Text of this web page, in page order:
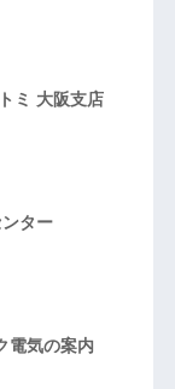
ミ 大阪支店
ター
気の案内